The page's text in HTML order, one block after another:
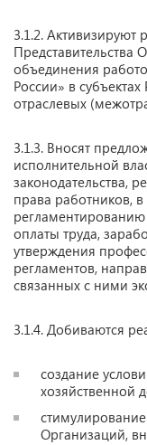
3.1.2. Активизируют
Представительства
объединения
России» в
отраслевых
3.1.3. Вносят
исполнительной
законодательства,
права работников,
оплаты труда,
утверждения
регламентов,
связанных с ними
3.1.4. Добиваются
создание
хозяйственной
Организаций,